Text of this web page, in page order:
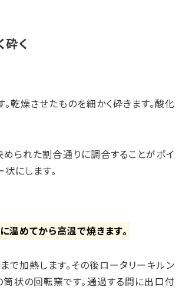
く
乾燥させたものを細かく砕きます。酸化
られた割合通りに調合することがポイ
にします。
温めてから高温で焼きます。
加熱します。その後ロータリーキルン
状の回転窯です。通過する間に出口付